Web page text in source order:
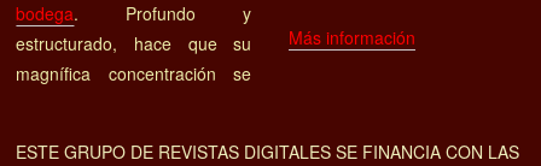
bodega. Profundo y
estructurado, hace que su
magnífica concentración se
Más información
ESTE GRUPO DE REVISTAS DIGITALES SE FINANCIA CON LAS